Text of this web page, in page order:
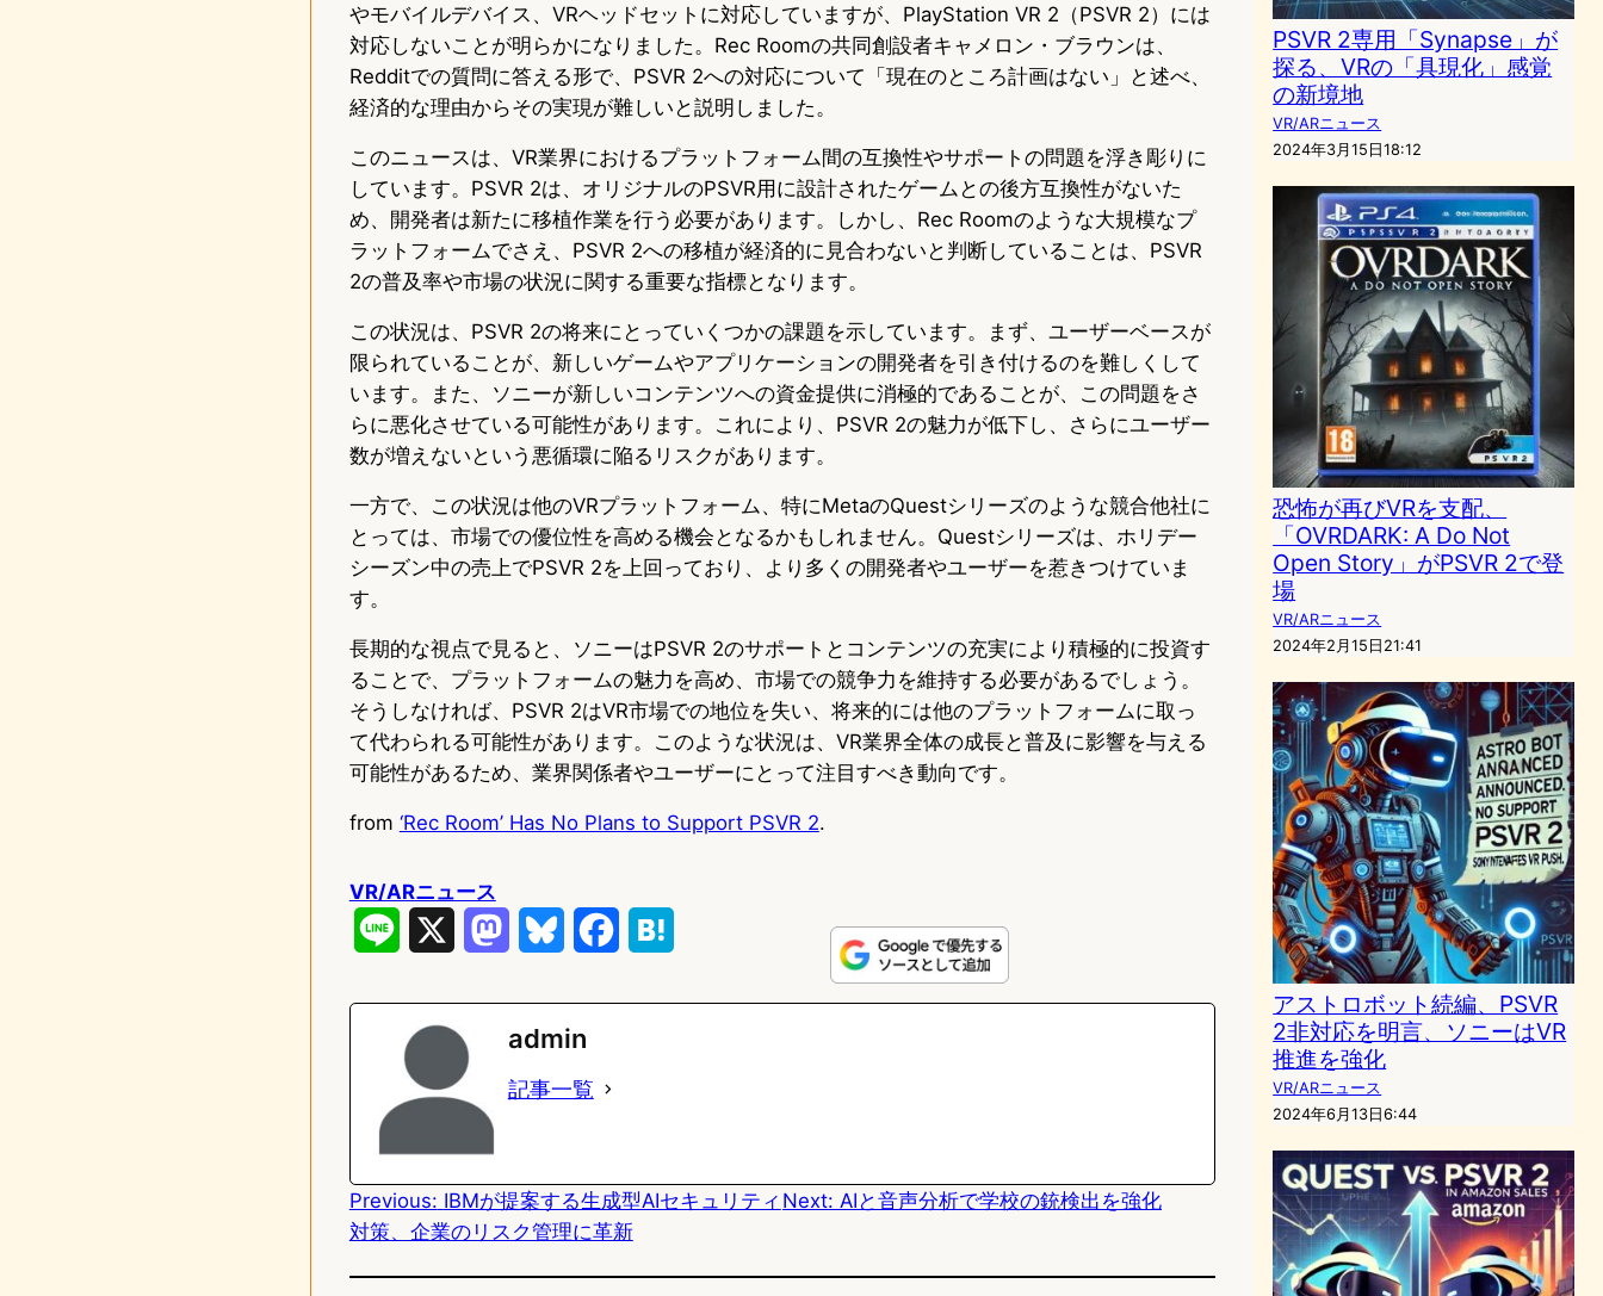
やモバイルデバイス、VRヘッドセットに対応していますが、PlayStation VR 2（PSVR 2）には
対応しないことが明らかになりました。Rec Roomの共同創設者キャメロン・ブラウンは、
Redditでの質問に答える形で、PSVR 2への対応について「現在のところ計画はない」と述べ、
経済的な理由からその実現が難しいと説明しました。
このニュースは、VR業界におけるプラットフォーム間の互換性やサポートの問題を浮き彫りに
しています。PSVR 2は、オリジナルのPSVR用に設計されたゲームとの後方互換性がないた
め、開発者は新たに移植作業を行う必要があります。しかし、Rec Roomのような大規模なプ
ラットフォームでさえ、PSVR 2への移植が経済的に見合わないと判断していることは、PSVR
2の普及率や市場の状況に関する重要な指標となります。
この状況は、PSVR 2の将来にとっていくつかの課題を示しています。まず、ユーザーベースが
限られていることが、新しいゲームやアプリケーションの開発者を引き付けるのを難しくして
います。また、ソニーが新しいコンテンツへの資金提供に消極的であることが、この問題をさ
らに悪化させている可能性があります。これにより、PSVR 2の魅力が低下し、さらにユーザー
数が増えないという悪循環に陥るリスクがあります。
一方で、この状況は他のVRプラットフォーム、特にMetaのQuestシリーズのような競合他社に
とっては、市場での優位性を高める機会となるかもしれません。Questシリーズは、ホリデー
シーズン中の売上でPSVR 2を上回っており、より多くの開発者やユーザーを惹きつけていま
す。
長期的な視点で見ると、ソニーはPSVR 2のサポートとコンテンツの充実により積極的に投資す
ることで、プラットフォームの魅力を高め、市場での競争力を維持する必要があるでしょう。
そうしなければ、PSVR 2はVR市場での地位を失い、将来的には他のプラットフォームに取っ
て代わられる可能性があります。このような状況は、VR業界全体の成長と普及に影響を与える
可能性があるため、業界関係者やユーザーにとって注目すべき動向です。
from ‘Rec Room’ Has No Plans to Support PSVR 2.
VR/ARニュース
e
o
n
y
o
k
admin
記事一覧
Previous: IBMが提案する生成型AIセキュリティ
対策、企業のリスク管理に革新
Next: AIと音声分析で学校の銃検出を強化
PSVR 2専用「Synapse」が
探る、VRの「具現化」感覚
の新境地
VR/ARニュース
2024年3月15日18:12
恐怖が再びVRを支配、
「OVRDARK: A Do Not
Open Story」がPSVR 2で登
場
VR/ARニュース
2024年2月15日21:41
アストロボット続編、PSVR
2非対応を明言、ソニーはVR
推進を強化
VR/ARニュース
2024年6月13日6:44